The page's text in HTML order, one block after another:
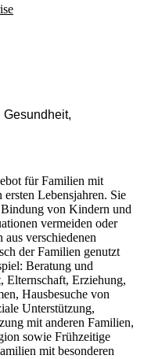
Gesundheit,
für Familien mit
Lebensjahren. Sie
von Kindern und
vermeiden oder
verschiedenen
der Familien genutzt
Beratung und
Elternschaft, Erziehung,
Hausbesuche von
Unterstützung,
mit anderen Familien,
sowie Frühzeitige
mit besonderen